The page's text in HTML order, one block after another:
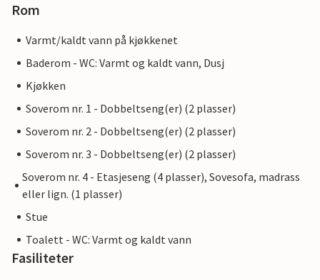
Rom
Varmt/kaldt vann på kjøkkenet
Baderom - WC: Varmt og kaldt vann, Dusj
Kjøkken
Soverom nr. 1 - Dobbeltseng(er) (2 plasser)
Soverom nr. 2 - Dobbeltseng(er) (2 plasser)
Soverom nr. 3 - Dobbeltseng(er) (2 plasser)
Soverom nr. 4 - Etasjeseng (4 plasser), Sovesofa, madrass
eller lign. (1 plasser)
Stue
Toalett - WC: Varmt og kaldt vann
Fasiliteter